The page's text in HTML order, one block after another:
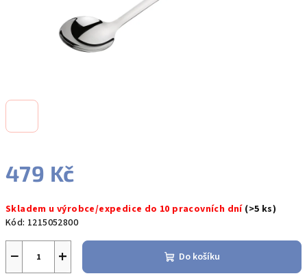
479 Kč
cena:
Skladem u výrobce/expedice do 10 pracovních dní (>5 ks)
Kód: 1215052800
+
− Do košíku